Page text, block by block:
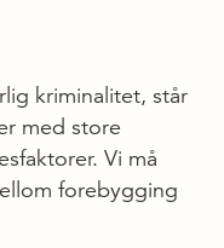
kriminalitet, står
med store
Vi må
forebygging